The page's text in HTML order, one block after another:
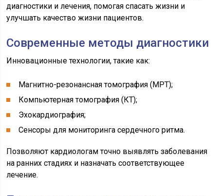
диагностики и лечения, помогая спасать жизни и
улучшать качество жизни пациентов.
Современные методы диагностики
Инновационные технологии, такие как:
Магнитно-резонансная томография (МРТ);
Компьютерная томография (КТ);
Эхокардиография;
Сенсоры для мониторинга сердечного ритма.
Позволяют кардиологам точно выявлять заболевания
на ранних стадиях и назначать соответствующее
лечение.